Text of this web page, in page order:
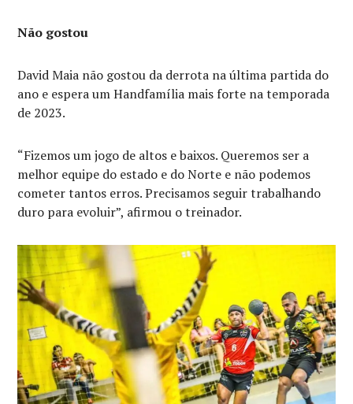
Não gostou
David Maia não gostou da derrota na última partida do
ano e espera um Handfamília mais forte na temporada
de 2023.
“Fizemos um jogo de altos e baixos. Queremos ser a
melhor equipe do estado e do Norte e não podemos
cometer tantos erros. Precisamos seguir trabalhando
duro para evoluir”, afirmou o treinador.